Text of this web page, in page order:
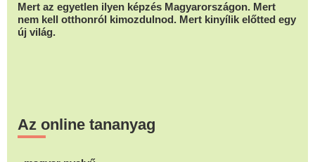
Mert az egyetlen ilyen képzés Magyarországon. Mert
nem kell otthonról kimozdulnod. Mert kinyílik előtted egy
új világ.
Az online tananyag